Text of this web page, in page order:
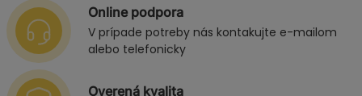
Online podpora
V prípade potreby nás kontakujte e-mailom
alebo telefonicky
Overená kvalita